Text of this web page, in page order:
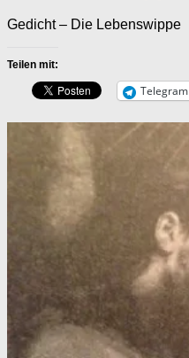
Gedicht – Die Lebenswippe
Teilen mit:
Telegram